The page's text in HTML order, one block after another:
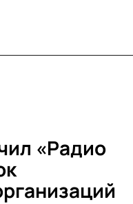
«Радио